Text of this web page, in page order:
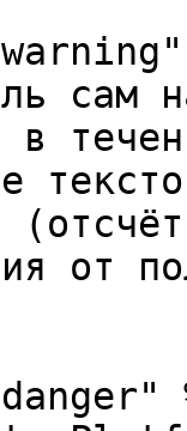
сам
в
от